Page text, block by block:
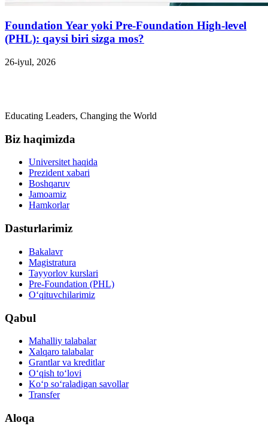
Foundation Year yoki Pre-Foundation High-level
(PHL): qaysi biri sizga mos?
26-iyul, 2026
Educating Leaders, Changing the World
Biz haqimizda
Universitet haqida
Prezident xabari
Boshqaruv
Jamoamiz
Hamkorlar
Dasturlarimiz
Bakalavr
Magistratura
Tayyorlov kurslari
Pre-Foundation (PHL)
O‘qituvchilarimiz
Qabul
Mahalliy talabalar
Xalqaro talabalar
Grantlar va kreditlar
O‘qish to‘lovi
Ko‘p so‘raladigan savollar
Transfer
Aloqa